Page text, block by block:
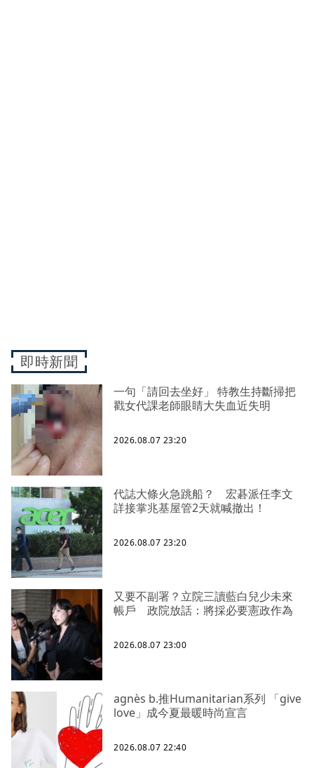
即時新聞
一句「請回去坐好」 特教生持斷掃把
戳女代課老師眼睛大失血近失明
2026.08.07 23:20
代誌大條火急跳船？ 宏碁派任李文
詳接掌兆基屋管2天就喊撤出！
2026.08.07 23:20
又要不副署？立院三讀藍白兒少未來
帳戶 政院放話：將採必要憲政作為
2026.08.07 23:00
agnès b.推Humanitarian系列 「give
love」成今夏最暖時尚宣言
2026.08.07 22:40